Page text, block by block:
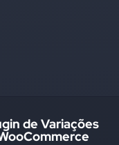
de Variações